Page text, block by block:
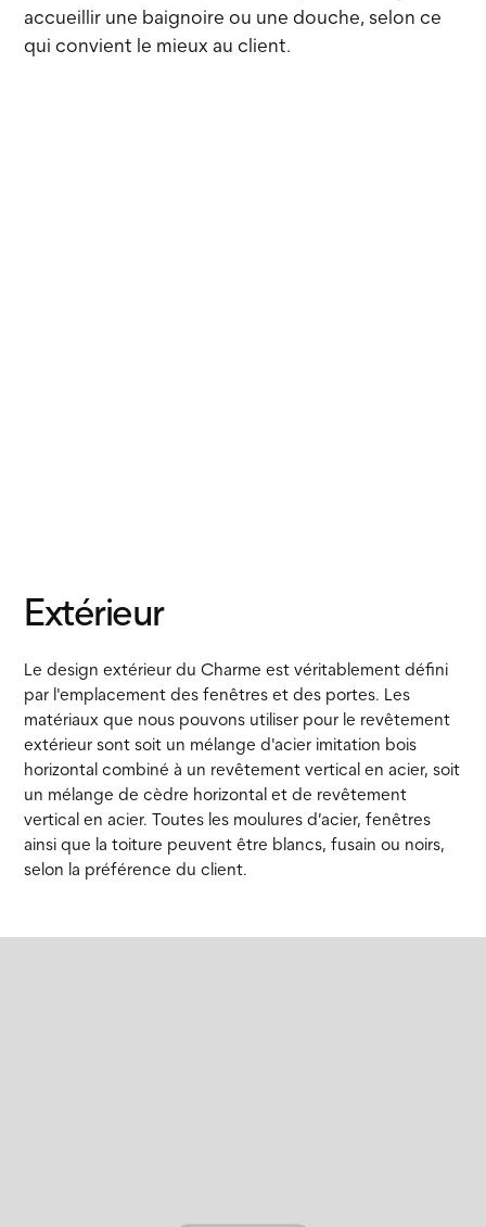
accueillir une baignoire ou une douche, selon ce
qui convient le mieux au client.
Extérieur
Le design extérieur du Charme est véritablement défini
par l'emplacement des fenêtres et des portes. Les
matériaux que nous pouvons utiliser pour le revêtement
extérieur sont soit un mélange d'acier imitation bois
horizontal combiné à un revêtement vertical en acier, soit
un mélange de cèdre horizontal et de revêtement
vertical en acier. Toutes les moulures d’acier, fenêtres
ainsi que la toiture peuvent être blancs, fusain ou noirs,
selon la préférence du client.